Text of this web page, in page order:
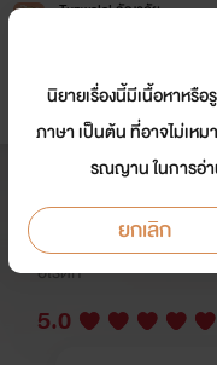
Tunwalai ธัญวลัย
หน้าแรก นิยาย
เหนือปกครอ
นักเขียน: อิษสรา |
อีโรติก
5.0
นิยายเรื่องนี้มีเนื้อหาหรื
ภาษา เป็นต้น ที่อาจไม่เห
รณญาน ในการอ่
ยกเลิก